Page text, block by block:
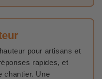
pour artisans et
rapides, et
chantier. Une